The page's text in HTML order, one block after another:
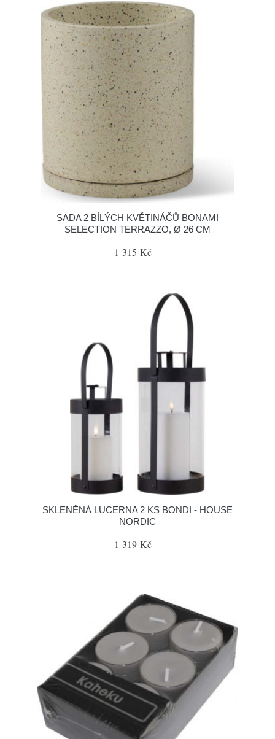
SADA 2 BÍLÝCH KVĚTINÁČŮ BONAMI
SELECTION TERRAZZO, Ø 26 CM
1 315 Kč
SKLENĚNÁ LUCERNA 2 KS BONDI - HOUSE
NORDIC
1 319 Kč